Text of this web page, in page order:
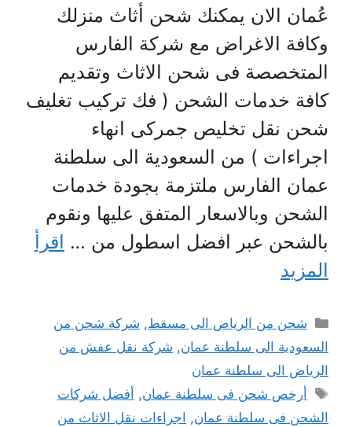
عُمان الان يمكنك شحن أثاث منزلك
وكافة الاغراض مع شركة الفارس
المتخصصة فى شحن الاثاث وتقديم
كافة خدمات الشحن ( فك تركيب تغليف
شحن نقل تخليص جمركى انهاء
اجراءات ) من السعودية الى سلطنة
عمان الفارس ملتزمة بجودة خدمات
الشحن وبالاسعار المتفق عليها ونقوم
بالشحن عبر افضل اسطول من … اقرأ
المزيد
التصنيفات
شحن من الرياض الى مسقط, شركة شحن من
السعودية الى سلطنة عمان, شركة نقل عفش من
الرياض الى سلطنة عمان
الوسوم
أرخص شحن فى سلطنة عمان, أفضل شركات
الشحن فى سلطنة عمان, اجراءات نقل الاثاث من